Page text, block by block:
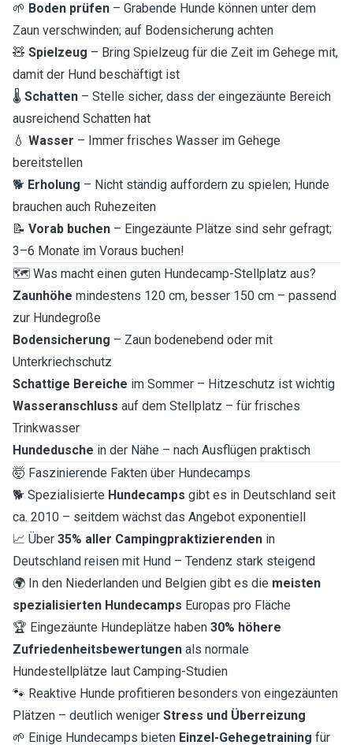
🌱 Boden prüfen – Grabende Hunde können unter dem
Zaun verschwinden; auf Bodensicherung achten
🧸 Spielzeug – Bring Spielzeug für die Zeit im Gehege mit,
damit der Hund beschäftigt ist
🌡️ Schatten – Stelle sicher, dass der eingezäunte Bereich
ausreichend Schatten hat
💧 Wasser – Immer frisches Wasser im Gehege
bereitstellen
🐕 Erholung – Nicht ständig auffordern zu spielen; Hunde
brauchen auch Ruhezeiten
📝 Vorab buchen – Eingezäunte Plätze sind sehr gefragt;
3–6 Monate im Voraus buchen!
🗺️ Was macht einen guten Hundecamp-Stellplatz aus?
Zaunhöhe mindestens 120 cm, besser 150 cm – passend
zur Hundegroße
Bodensicherung – Zaun bodenebend oder mit
Unterkriechschutz
Schattige Bereiche im Sommer – Hitzeschutz ist wichtig
Wasseranschluss auf dem Stellplatz – für frisches
Trinkwasser
Hundedusche in der Nähe – nach Ausflügen praktisch
🤯 Faszinierende Fakten über Hundecamps
🐕 Spezialisierte Hundecamps gibt es in Deutschland seit
ca. 2010 – seitdem wächst das Angebot exponentiell
📈 Über 35% aller Campingpraktizierenden in
Deutschland reisen mit Hund – Tendenz stark steigend
🌍 In den Niederlanden und Belgien gibt es die meisten
spezialisierten Hundecamps Europas pro Fläche
🏆 Eingezäunte Hundeplätze haben 30% höhere
Zufriedenheitsbewertungen als normale
Hundestellplätze laut Camping-Studien
🐾 Reaktive Hunde profitieren besonders von eingezäunten
Plätzen – deutlich weniger Stress und Überreizung
🌱 Einige Hundecamps bieten Einzel-Gehegetraining für